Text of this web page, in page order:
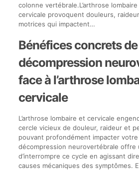
colonne vertébrale.L’arthrose lombaire
cervicale provoquent douleurs,
motrices qui impactent…
Bénéfices concrets
décompression
face à l’arthrose
cervicale
L’arthrose lombaire et cervicale
cercle vicieux de douleur, raideur et
pouvant profondément impacter
décompression neurovertébrale offre
d’interrompre ce cycle en agissant
causes mécaniques des symptômes.